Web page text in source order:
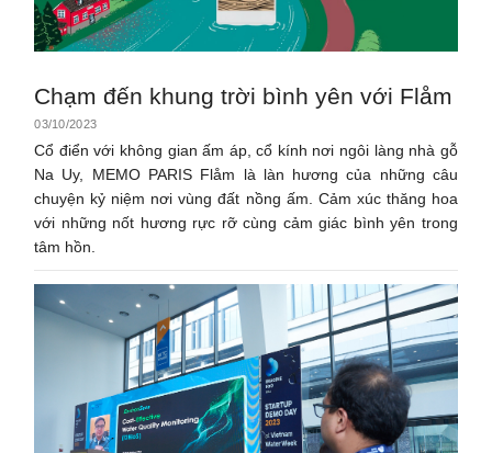
Chạm đến khung trời bình yên với Flåm
03/10/2023
Cổ điển với không gian ấm áp, cổ kính nơi ngôi làng nhà gỗ
Na Uy, MEMO PARIS Flåm là làn hương của những câu
chuyện kỷ niệm nơi vùng đất nồng ấm. Cảm xúc thăng hoa
với những nốt hương rực rỡ cùng cảm giác bình yên trong
tâm hồn.